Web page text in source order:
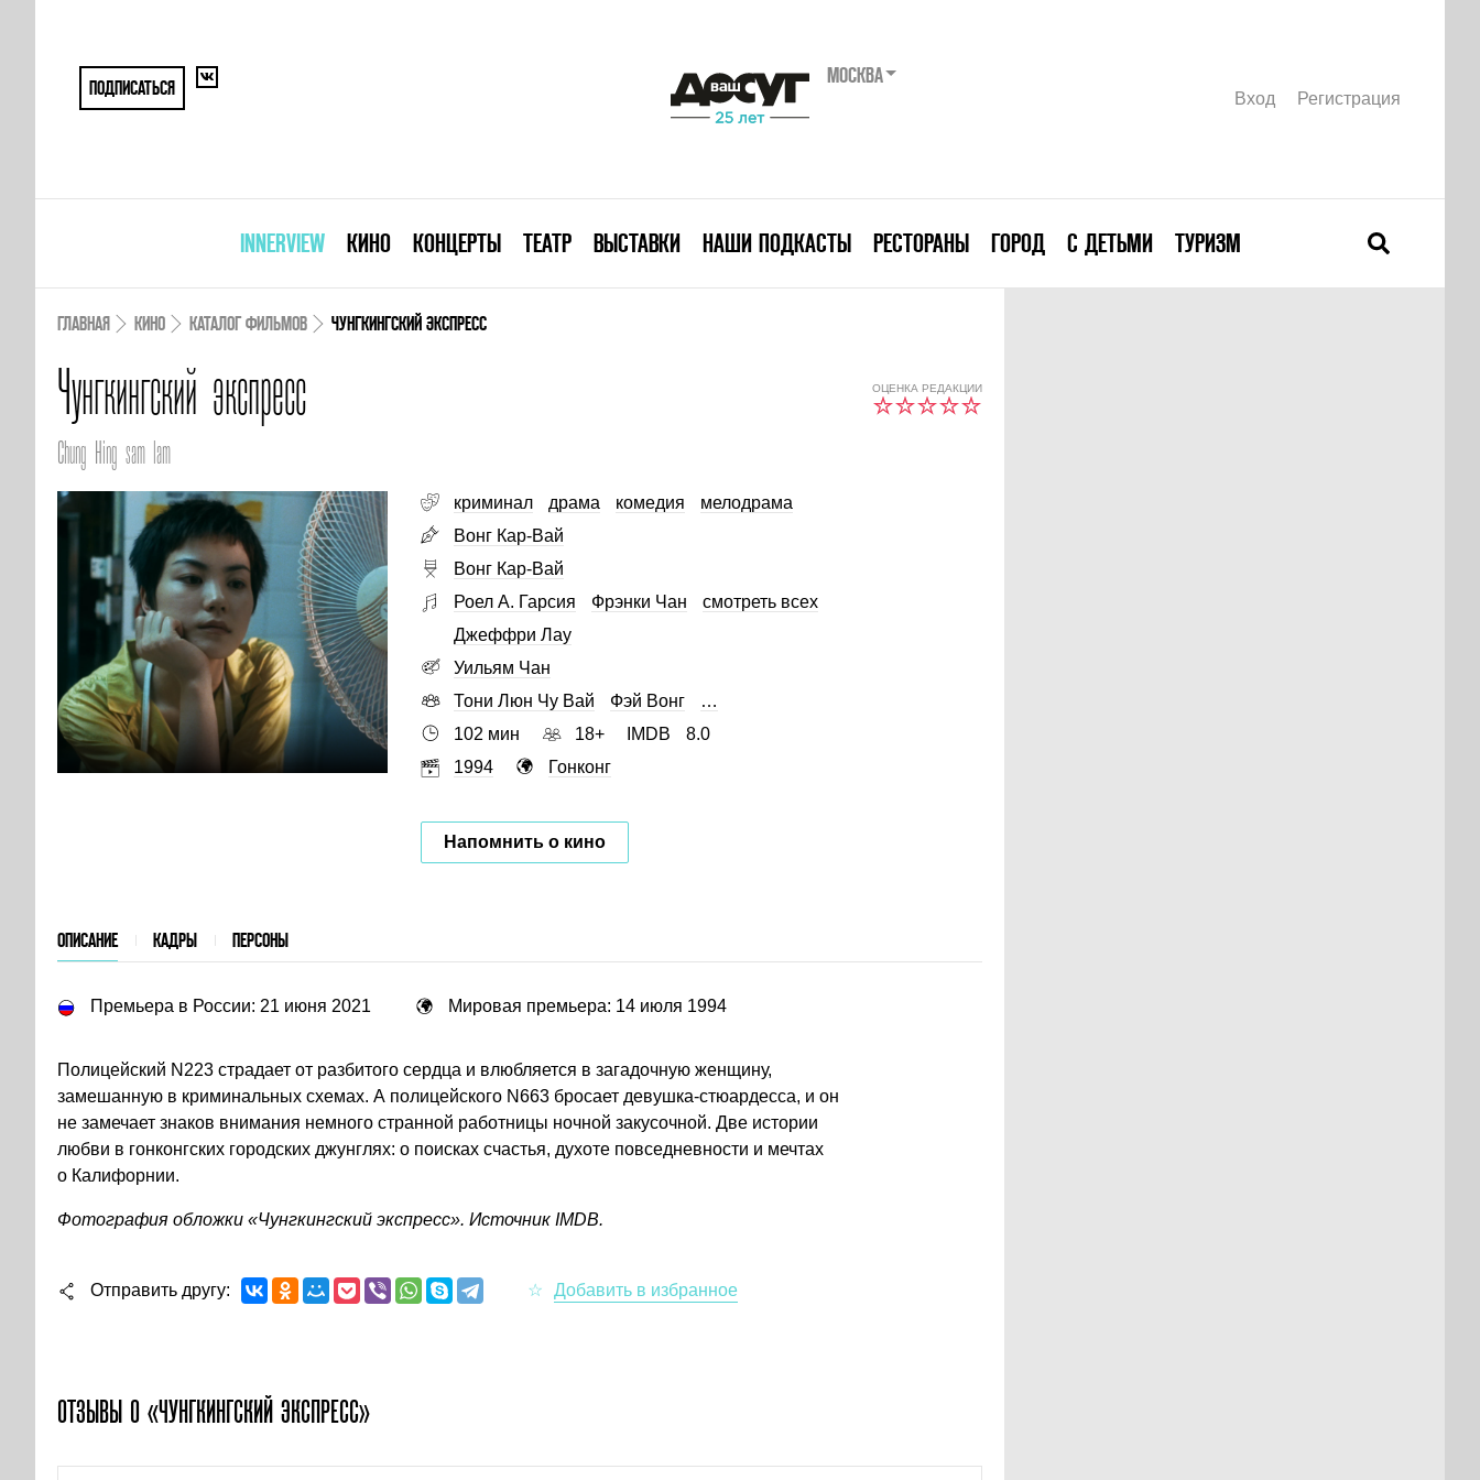
ПОДПИСАТЬСЯ
МОСКВА
Вход Регистрация
INNERVIEW КИНО КОНЦЕРТЫ ТЕАТР ВЫСТАВКИ НАШИ ПОДКАСТЫ РЕСТОРАНЫ ГОРОД С ДЕТЬМИ ТУРИЗМ
ГЛАВНАЯ КИНО КАТАЛОГ ФИЛЬМОВ ЧУНГКИНГСКИЙ ЭКСПРЕСС
Чунгкингский экспресс ОЦЕНКА РЕДАКЦИИ
Chung Hing sam lam
криминал драма комедия
мелодрама
Вонг Кар-Вай
Вонг Кар-Вай
Роел А. Гарсия
Фрэнки Чан
смотреть всех
Джеффри Лау
Уильям Чан
Тони Люн Чу Вай
Фэй Вонг
…
102 мин
18+ IMDB
8.0
1994
Гонконг
Напомнить о кино
ОПИСАНИЕ КАДРЫ ПЕРСОНЫ
Премьера в России: 21 июня 2021 Мировая премьера: 14 июля 1994
Полицейский N223 страдает от разбитого сердца и влюбляется в загадочную женщину,
замешанную в криминальных схемах. А полицейского N663 бросает девушка-стюардесса, и он
не замечает знаков внимания немного странной работницы ночной закусочной. Две истории
любви в гонконгских городских джунглях: о поисках счастья, духоте повседневности и мечтах
о Калифорнии.
Фотография обложки «Чунгкингский экспресс». Источник IMDB.
Отправить другу
ОТЗЫВЫ О «ЧУНГКИНГСКИЙ ЭКСПРЕСС»